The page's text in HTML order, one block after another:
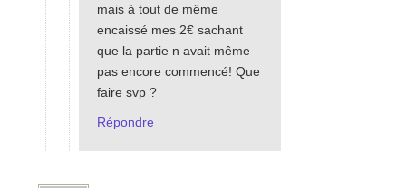
mais à tout de même
encaissé mes 2€ sachant
que la partie n avait même
pas encore commencé! Que
faire svp ?
Répondre